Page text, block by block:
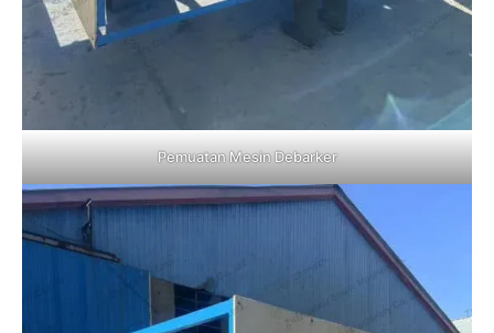
Pemuatan Mesin Debarker